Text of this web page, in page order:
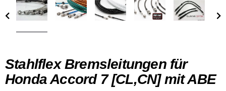
Stahlflex Bremsleitungen für
Honda Accord 7 [CL,CN] mit ABE